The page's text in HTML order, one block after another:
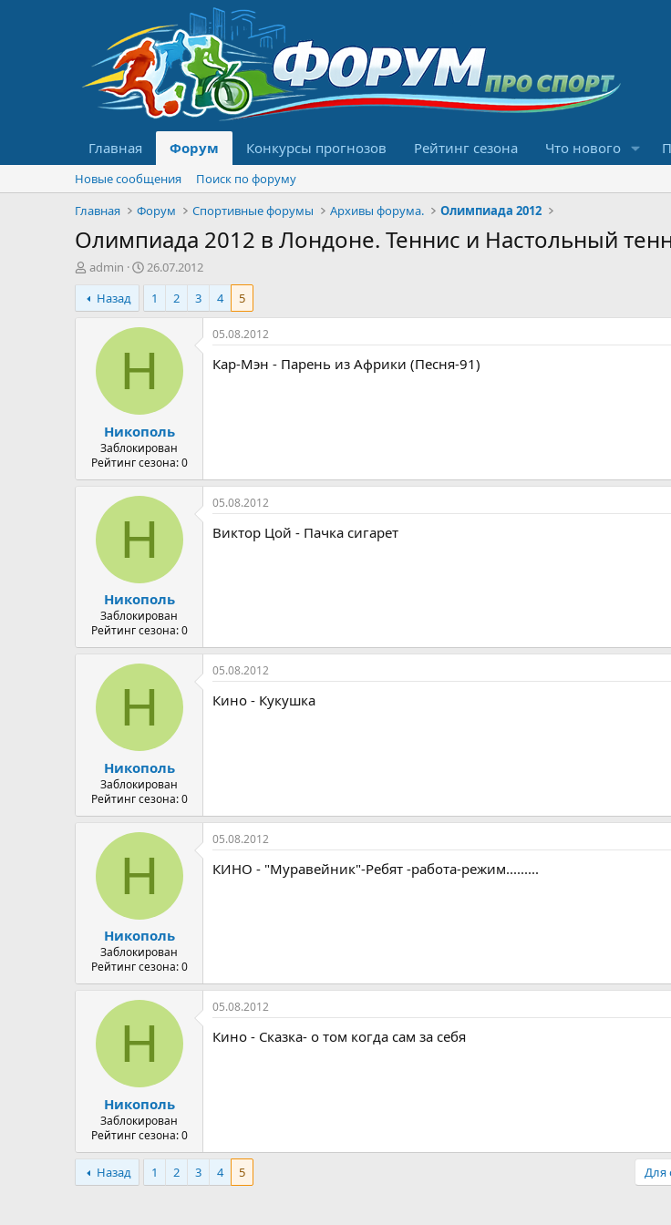
Главная Форум Конкурсы прогнозов Рейтинг сезона Что нового
Новые сообщения
Поиск по форуму
Главная
Форум Спортивные форумы Архивы форума. Олимпиада 2012
Олимпиада 2012 в Лондоне. Теннис и Настольный
А
в
т
о
м
admin
Д
а
а
н
ч
а
26.07.2012
Назад
1 2 3 4 5
Н
Никополь
Заблокирован
Рейтинг сезона: 0
05.08.2012
Кар-Мэн - Парень из Африки (Песня-91)
Н
Никополь
Заблокирован
Рейтинг сезона: 0
05.08.2012
Виктор Цой - Пачка сигарет
Н
Никополь
Заблокирован
Рейтинг сезона: 0
05.08.2012
Кино - Кукушка
Н
Никополь
Заблокирован
Рейтинг сезона: 0
05.08.2012
КИНО - "Муравейник"-Ребят -работа-режим.........
Н
Никополь
Заблокирован
Рейтинг сезона: 0
05.08.2012
Кино - Сказка- о том когда сам за себя
Назад 1 2 3 4 5 Для